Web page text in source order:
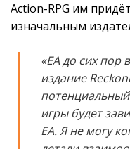
Action-RPG им
изначальным
«EA до сих пор
издание
игры будет
EA. Я не могу